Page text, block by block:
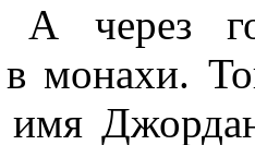
А через
монахи.
имя